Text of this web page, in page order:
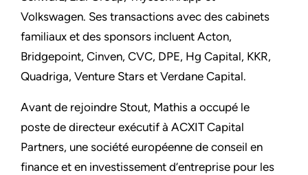
Volkswagen. Ses transactions avec des cabinets
familiaux et des sponsors incluent Acton,
Bridgepoint, Cinven, CVC, DPE, Hg Capital, KKR,
Quadriga, Venture Stars et Verdane Capital.
Avant de rejoindre Stout, Mathis a occupé le
poste de directeur exécutif à ACXIT Capital
Partners, une société européenne de conseil en
finance et en investissement d’entreprise pour les